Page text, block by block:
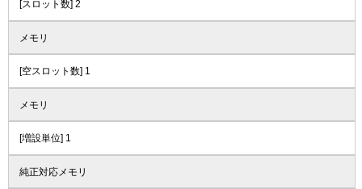
[スロット数] 2
メモリ
[空スロット数] 1
メモリ
[増設単位] 1
純正対応メモリ